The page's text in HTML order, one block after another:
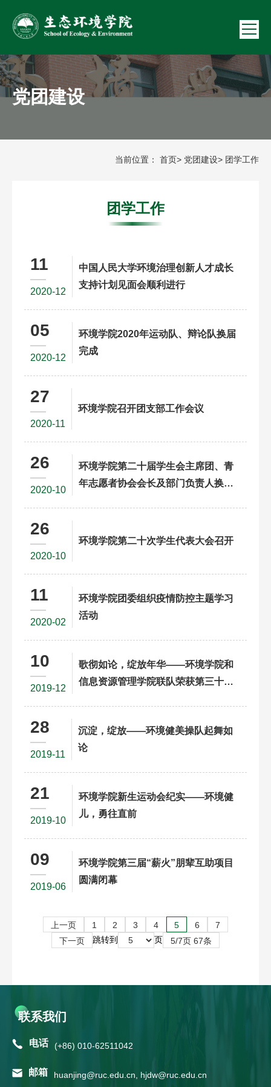
党团建设
当前位置： 首页> 党团建设> 团学工作
团学工作
11
2020-12
中国人民大学环境治理创新人才成长
支持计划见面会顺利进行
05
2020-12
环境学院2020年运动队、辩论队换届
完成
27
2020-11
环境学院召开团支部工作会议
26
2020-10
环境学院第二十届学生会主席团、青
年志愿者协会会长及部门负责人换届
26
2020-10
环境学院第二十次学生代表大会召开
11
2020-02
环境学院团委组织疫情防控主题学习
活动
10
2019-12
歌彻如论，绽放年华——环境学院和
信息资源管理学院联队荣获第三十三
28
2019-11
沉淀，绽放——环境健美操队起舞如
论
21
2019-10
环境学院新生运动会纪实——环境健
儿，勇往直前
09
2019-06
环境学院第三届“薪火”朋辈互助项目
圆满闭幕
上一页 1 2 3 4 5 6
7
下一页
跳转到 页 5/7页 67条
联系我们
电话 (+86) 010-62511042
邮箱 huanjing@ruc.edu.cn, hjdw@ruc.edu.cn